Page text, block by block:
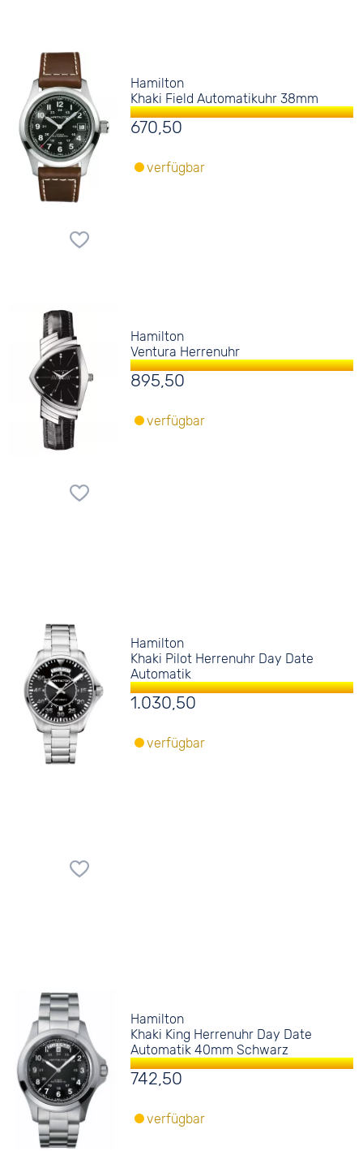
Hamilton
Khaki Field Automatikuhr 38mm
670,50
verfügbar
Hamilton
Ventura Herrenuhr
895,50
verfügbar
Hamilton
Khaki Pilot Herrenuhr Day Date
Automatik
1.030,50
verfügbar
Hamilton
Khaki King Herrenuhr Day Date
Automatik 40mm Schwarz
742,50
verfügbar